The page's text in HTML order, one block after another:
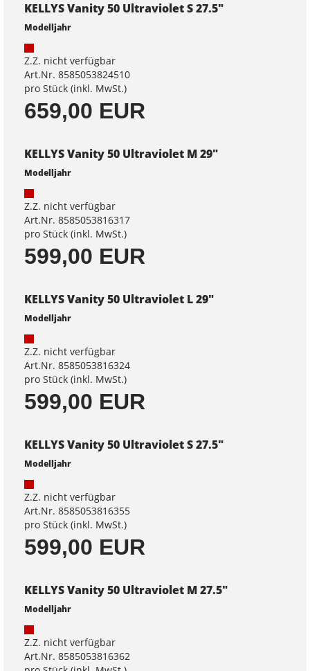
KELLYS Vanity 50 Ultraviolet S 27.5"
Modelljahr
Z.Z. nicht verfügbar
Art.Nr. 8585053824510
pro Stück (inkl. MwSt.)
659,00 EUR
KELLYS Vanity 50 Ultraviolet M 29"
Modelljahr
Z.Z. nicht verfügbar
Art.Nr. 8585053816317
pro Stück (inkl. MwSt.)
599,00 EUR
KELLYS Vanity 50 Ultraviolet L 29"
Modelljahr
Z.Z. nicht verfügbar
Art.Nr. 8585053816324
pro Stück (inkl. MwSt.)
599,00 EUR
KELLYS Vanity 50 Ultraviolet S 27.5"
Modelljahr
Z.Z. nicht verfügbar
Art.Nr. 8585053816355
pro Stück (inkl. MwSt.)
599,00 EUR
KELLYS Vanity 50 Ultraviolet M 27.5"
Modelljahr
Z.Z. nicht verfügbar
Art.Nr. 8585053816362